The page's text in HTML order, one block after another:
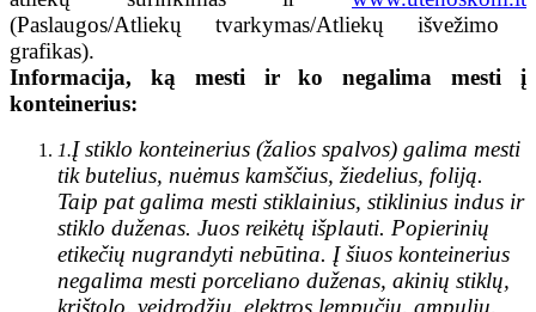
(Paslaugos/Atliekų tvarkymas/Atliekų išvežimo
grafikas).
Informacija, ką mesti ir ko negalima mesti į
konteinerius:
1.Į stiklo konteinerius (žalios spalvos) galima mesti
tik butelius, nuėmus kamščius, žiedelius, foliją.
Taip pat galima mesti stiklainius, stiklinius indus ir
stiklo duženas. Juos reikėtų išplauti. Popierinių
etikečių nugrandyti nebūtina. Į šiuos konteinerius
negalima mesti porceliano duženas, akinių stiklų,
krištolo, veidrodžių, elektros lempučių, ampulių,